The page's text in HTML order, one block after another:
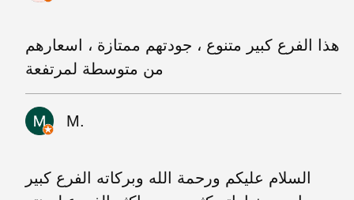
هذا الفرع كبير متنوع ، جودتهم ممتازة ، اسعارهم
من متوسطة لمرتفعة
M.
السلام عليكم ورحمة الله وبركاته الفرع كبير